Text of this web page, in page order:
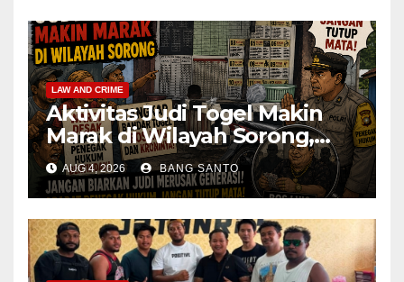
LAW AND CRIME
Aktivitas Judi Togel Makin
Marak di Wilayah Sorong,
Warga Desak Aparat Segera
Tangkap Bandar Luis dan
Kroninya
AUG 4, 2026 BANG SANTO